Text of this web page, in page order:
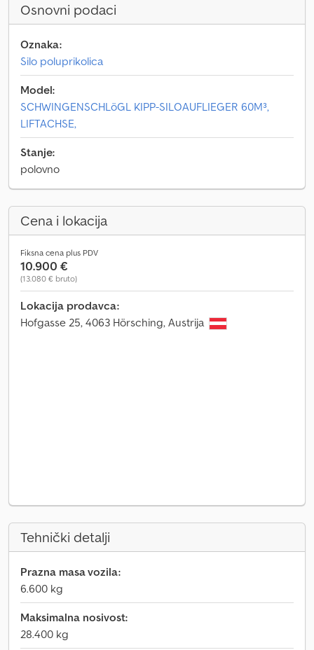
Osnovni podaci
Oznaka:
Silo poluprikolica
Model:
SCHWINGENSCHLöGL KIPP-SILOAUFLIEGER 60M³,
LIFTACHSE,
Stanje:
polovno
Cena i lokacija
Fiksna cena plus PDV
10.900 €
(13.080 € bruto)
Lokacija prodavca:
Hofgasse 25, 4063 Hörsching, Austrija
Tehnički detalji
Prazna masa vozila:
6.600 kg
Maksimalna nosivost:
28.400 kg